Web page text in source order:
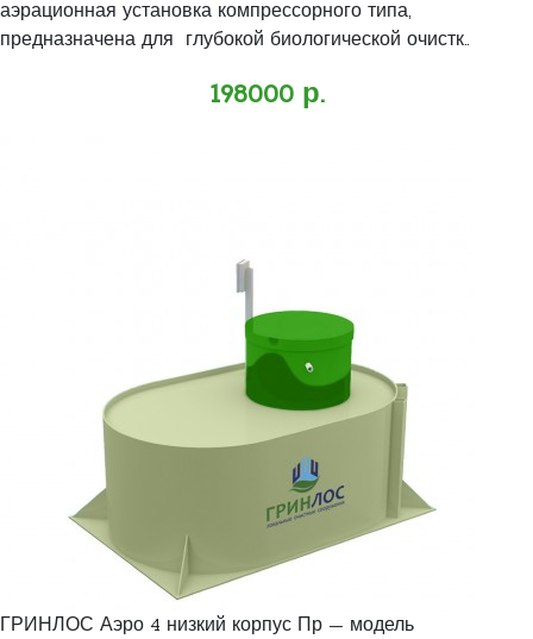
аэрационная установка компрессорного типа,
предназначена для глубокой биологической очистк..
198000 р.
ГРИНЛОС Аэро 4 низкий корпус Пр — модель